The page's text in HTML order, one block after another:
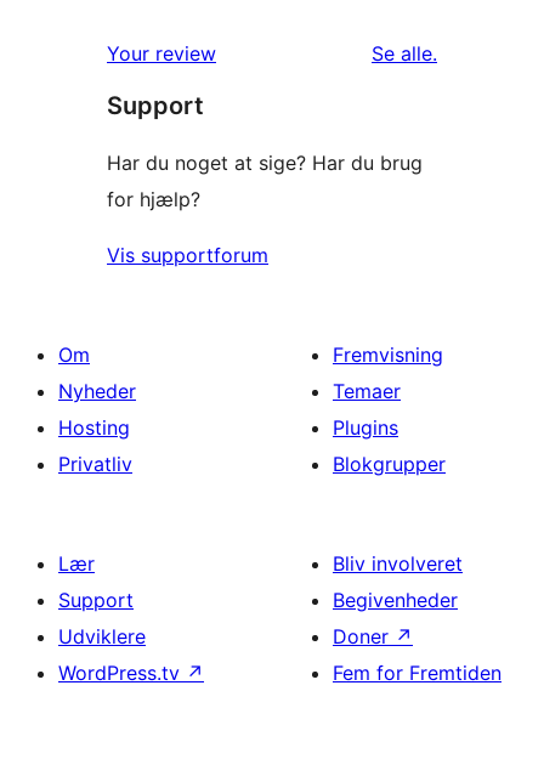
Your review Se alleanmeldelser
.
Support
Har du noget at sige? Har du brug
for hjælp?
Vis supportforum
Om
Nyheder
Hosting
Privatliv
Fremvisning
Temaer
Plugins
Blokgrupper
Lær
Support
Udviklere
WordPress.tv ↗
Bliv involveret
Begivenheder
Doner ↗
Fem for Fremtiden